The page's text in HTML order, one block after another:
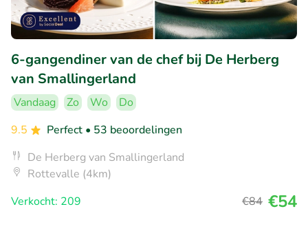
6-gangendiner van de chef bij De Herberg
van Smallingerland
Vandaag Zo Wo
Do
9.5
Perfect • 53 beoordelingen
De Herberg van Smallingerland
Rottevalle (4km)
Verkocht: 209
€84 €54